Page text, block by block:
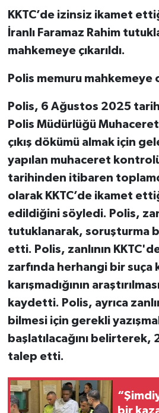
KKTC’de izinsiz ikamet
İranlı Faramaz Rahim
mahkemeye çıkarıldı.
Polis memuru mahkemeye
Polis, 6 Ağustos 2025
Polis Müdürlüğü
çıkış dökümü almak için
yapılan muhaceret
tarihinden itibaren
olarak KKTC’de ikamet
edildiğini söyledi. Polis,
tutuklanarak, soruşturma
etti. Polis, zanlının
zarfında herhangi bir suça
karışmadığının
kaydetti. Polis, ayrıca
bilmesi için gerekli
başlatılacağını belirterek,
talep etti.
bir